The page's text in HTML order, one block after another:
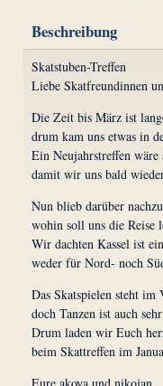
Beschreibung
Skatstuben-Treffen
Liebe Skatfreundinnen
Die Zeit bis März ist
drum kam uns etwas in
Ein Neujahrstreffen wäre
damit wir uns bald
Nun blieb darüber
wohin soll uns die Reise
Wir dachten Kassel ist
weder für Nord- noch
Das Skatspielen steht im
doch Tanzen ist auch
Drum laden wir Euch
beim Skattreffen im